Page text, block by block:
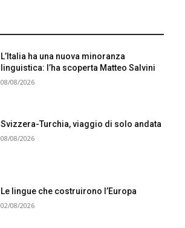
L’Italia ha una nuova minoranza
linguistica: l’ha scoperta Matteo Salvini
08/08/2026
Svizzera-Turchia, viaggio di solo andata
08/08/2026
Le lingue che costruirono l’Europa
02/08/2026